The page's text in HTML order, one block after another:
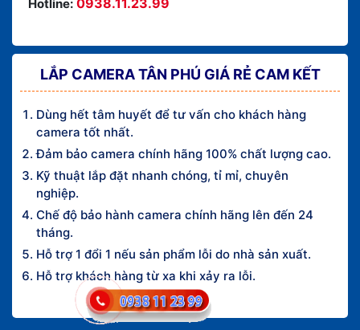
Hotline: 0938.11.23.99
LẮP CAMERA TÂN PHÚ GIÁ RẺ CAM KẾT
Dùng hết tâm huyết để tư vấn cho khách hàng
camera tốt nhất.
Đảm bảo camera chính hãng 100% chất lượng cao.
Kỹ thuật lắp đặt nhanh chóng, tỉ mỉ, chuyên
nghiệp.
Chế độ bảo hành camera chính hãng lên đến 24
tháng.
Hỗ trợ 1 đổi 1 nếu sản phẩm lỗi do nhà sản xuất.
Hỗ trợ khách hàng từ xa khi xảy ra lỗi.